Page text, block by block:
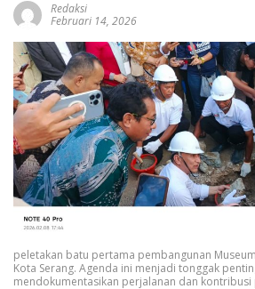
Redaksi
Februari 14, 2026
peletakan batu pertama pembangunan
Kota Serang. Agenda ini menjadi tonggak
mendokumentasikan perjalanan dan